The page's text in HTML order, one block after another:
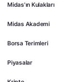
Midas'ın Kulakları
Midas Akademi
Borsa Terimleri
Piyasalar